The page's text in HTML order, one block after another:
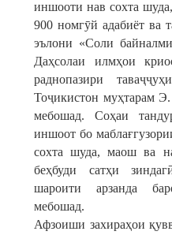
иншооти нав сохта
900 номгӯй адабиёт ва
эълони «Соли
Даҳсолаи илмҳои
раднопазири
Тоҷикистон муҳтарам
мебошад. Соҳаи
иншоот бо
сохта шуда, маош ва
беҳбуди сатҳи
шароити арзанда
мебошад.
Афзоиши захираҳои